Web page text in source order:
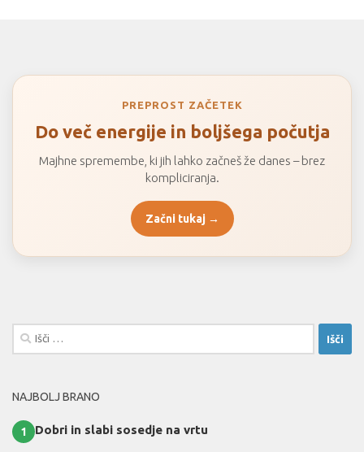
PREPROST ZAČETEK
Do več energije in boljšega počutja
Majhne spremembe, ki jih lahko začneš že danes – brez
kompliciranja.
Začni tukaj →
Išči:
NAJBOLJ BRANO
1 Dobri in slabi sosedje na vrtu